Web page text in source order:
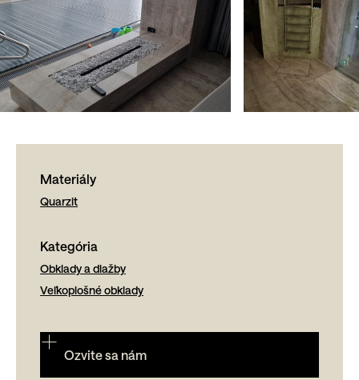
Materiály
Quarzit
Kategória
Obklady a dlažby
Veľkoplošné obklady
Ozvite sa nám